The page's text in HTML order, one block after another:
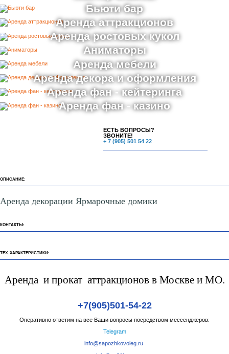
Веселые старты
Мастер классы
Бьюти бар
Аренда аттракционов
Аренда ростовых кукол
Аниматоры
Аренда мебели
Аренда декора и оформления
Аренда фан - казино
ОПИСАНИЕ:
Аренда декорации Ярмарочные домики
КОНТАКТЫ:
ТЕХ. ХАРАКТЕРИСТИКИ:
Аренда и прокат аттракционов в Москве и МО.
+7(905)501-54-22
Оперативно ответим на все Ваши вопросы посредством мессенджеров: